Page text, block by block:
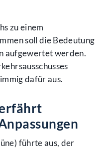
zu einem
soll die Bedeutung
aufgewertet werden.
dafür aus.
führte aus, der